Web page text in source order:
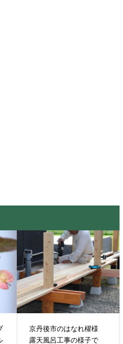
京丹後市のはなれ櫂様
露天風呂工事の様子で